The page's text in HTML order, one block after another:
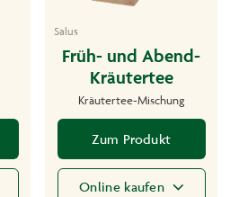
Salus
Früh- und Abend-
Kräutertee
Kräutertee-Mischung
Zum Produkt
Online kaufen